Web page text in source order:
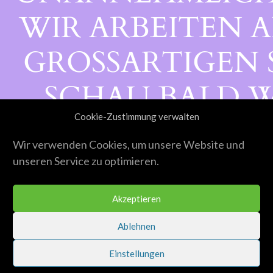
Cookie-Zustimmung verwalten
Wir verwenden Cookies, um unsere Website und
unseren Service zu optimieren.
Akzeptieren
Ablehnen
Einstellungen
WIR ARBEITEN
GROSSARTIGEN
CHAU BALD
ORBEI!